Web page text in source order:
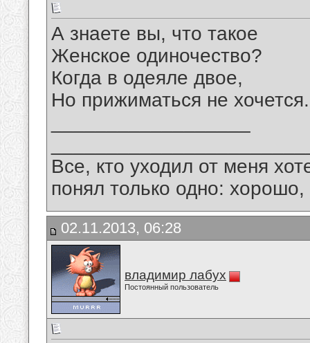
А знаете вы, что такое
Женское одиночество?
Когда в одеяле двое,
Но прижиматься не
Все, кто уходил от меня
понял только одно:
02.11.2013, 06:28
владимир лабух
Постоянный пользователь